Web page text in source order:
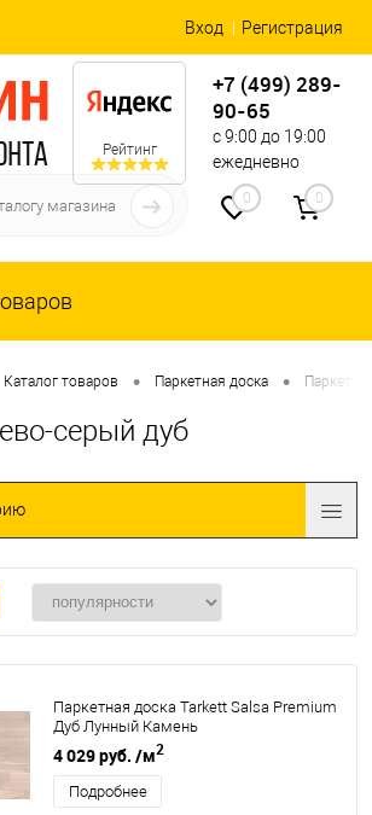
Вход Регистрация
Рейтинг
+7 (499) 289-
90-65
с 9:00 до 19:00
ежедневно
0 0
Каталог товаров • Паркетная доска • Паркет
серый дуб
Паркетная доска Tarkett Salsa Premium
Дуб Лунный Камень
4 029 руб. /м2
Подробнее